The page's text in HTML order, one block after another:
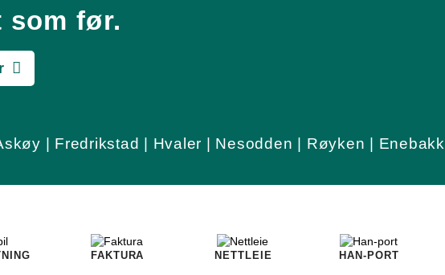
som før.
| Fredrikstad | Hvaler | Nesodden | Røyken |
FAKTURA NETTLEIE HAN-PORT